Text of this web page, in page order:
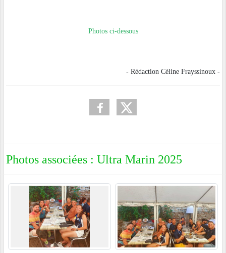
Photos ci-dessous
- Rédaction Céline Frayssinoux -
Photos associées : Ultra Marin 2025